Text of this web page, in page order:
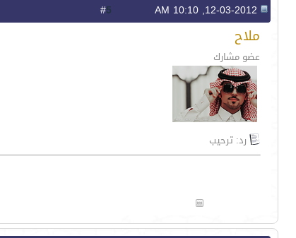
5
ملاح
عضو مشارك
رد: ترحيب